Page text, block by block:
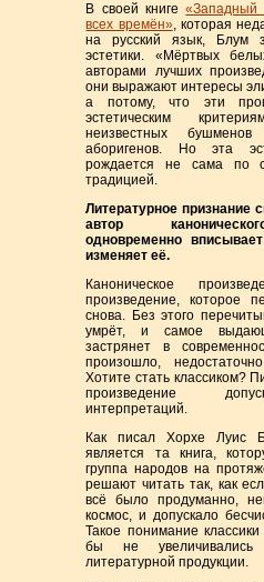
В своей книге«Западный
всех времён», которая
на русский язык, Блум
эстетики. «Мёртвых
авторами лучших
они выражают интересы
а потому, что эти
эстетическим
неизвестных бушменов
аборигенов. Но эта
рождается не сама по
традицией.
Литературное признание
автор
одновременно
изменяет её.
Каноническое
произведение, которое
снова. Без этого
умрёт, и самое
застрянет в
произошло,
Хотите стать классиком?
произведение
интерпретаций.
Как писал Хорхе Луис
является та книга,
группа народов на
решают читать так, как
всё было продуманно,
космос, и допускало
Такое понимание
бы не увеличивались
литературной продукции.